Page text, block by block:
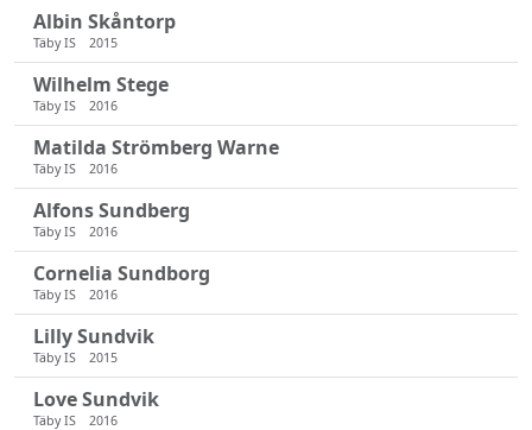
Albin Skåntorp
Täby IS 2015
Wilhelm Stege
Täby IS 2016
Matilda Strömberg Warne
Täby IS 2016
Alfons Sundberg
Täby IS 2016
Cornelia Sundborg
Täby IS 2016
Lilly Sundvik
Täby IS 2015
Love Sundvik
Täby IS 2016